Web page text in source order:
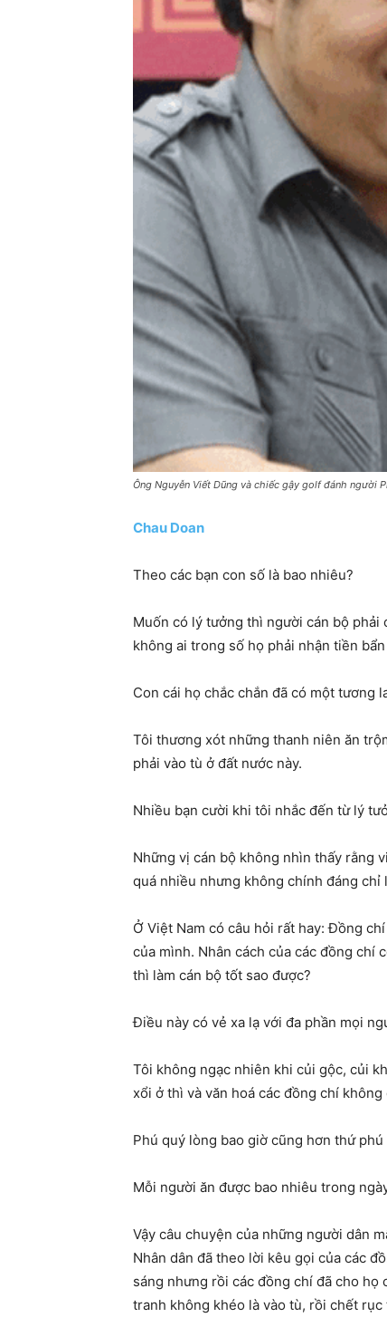
Ông Nguyễn Viết Dũng và chiếc gậy golf đánh người
Chau Doan
Theo các bạn con số là bao nhiêu?
Muốn có lý tưởng thì người cán bộ phải
không ai trong số họ phải nhận tiền
Con cái họ chắc chắn đã có một tương
Tôi thương xót những thanh niên ăn
phải vào tù ở đất nước này.
Nhiều bạn cười khi tôi nhắc đến từ lý
Những vị cán bộ không nhìn thấy rằng
quá nhiều nhưng không chính đáng
Ở Việt Nam có câu hỏi rất hay: Đồng
của mình. Nhân cách của các đồng chí
thì làm cán bộ tốt sao được?
Điều này có vẻ xa lạ với đa phần mọi
Tôi không ngạc nhiên khi củi gộc, củi
xổi ở thì và văn hoá các đồng chí không
Phú quý lòng bao giờ cũng hơn thứ
Mỗi người ăn được bao nhiêu trong
Vậy câu chuyện của những người dân
Nhân dân đã theo lời kêu gọi của các
sáng nhưng rồi các đồng chí đã cho
tranh không khéo là vào tù, rồi chết